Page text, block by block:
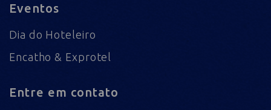
Eventos
Dia do Hoteleiro
Encatho & Exprotel
Entre em contato